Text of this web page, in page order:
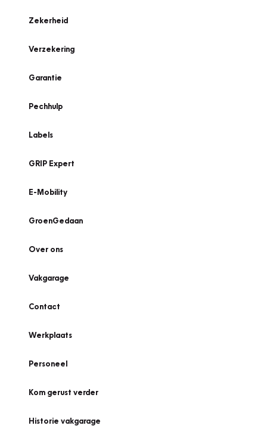
Zekerheid
Verzekering
Garantie
Pechhulp
Labels
GRIP Expert
E-Mobility
GroenGedaan
Over ons
Vakgarage
Contact
Werkplaats
Personeel
Kom gerust verder
Historie vakgarage